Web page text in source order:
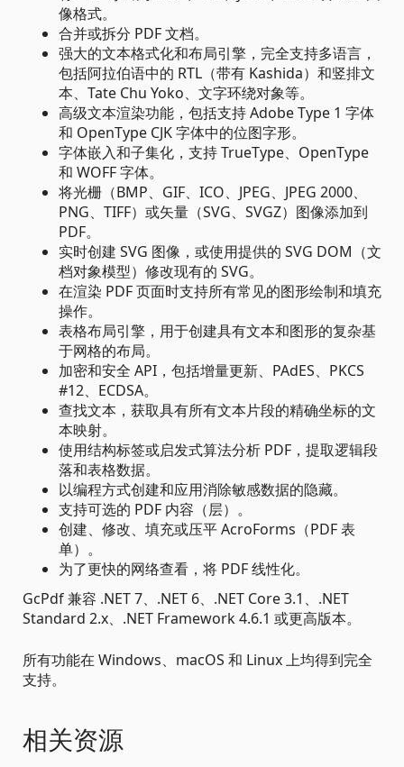
像格式。
合并或拆分 PDF 文档。
强大的文本格式化和布局引擎，完全支持多语言，
包括阿拉伯语中的 RTL（带有 Kashida）和竖排文
本、Tate Chu Yoko、文字环绕对象等。
高级文本渲染功能，包括支持 Adobe Type 1 字体
和 OpenType CJK 字体中的位图字形。
字体嵌入和子集化，支持 TrueType、OpenType
和 WOFF 字体。
将光栅（BMP、GIF、ICO、JPEG、JPEG 2000、
PNG、TIFF）或矢量（SVG、SVGZ）图像添加到
PDF。
实时创建 SVG 图像，或使用提供的 SVG DOM（文
档对象模型）修改现有的 SVG。
在渲染 PDF 页面时支持所有常见的图形绘制和填充
操作。
表格布局引擎，用于创建具有文本和图形的复杂基
于网格的布局。
加密和安全 API，包括增量更新、PAdES、PKCS
#12、ECDSA。
查找文本，获取具有所有文本片段的精确坐标的文
本映射。
使用结构标签或启发式算法分析 PDF，提取逻辑段
落和表格数据。
以编程方式创建和应用消除敏感数据的隐藏。
支持可选的 PDF 内容（层）。
创建、修改、填充或压平 AcroForms（PDF 表
单）。
为了更快的网络查看，将 PDF 线性化。
GcPdf 兼容 .NET 7、.NET 6、.NET Core 3.1、.NET
Standard 2.x、.NET Framework 4.6.1 或更高版本。
所有功能在 Windows、macOS 和 Linux 上均得到完全
支持。
相关资源